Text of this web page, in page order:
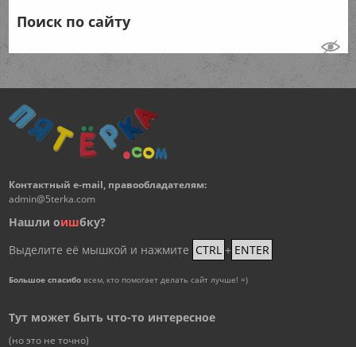
Поиск по сайту
Контактный e-mail, правообладателям:
admin@5terka.com
Нашли оишбку?
Выделите её мышкой и нажмите CTRL + ENTER
Большое спасибовсем, кто помогает делать сайт лучше! =)
Тут может быть что-то интересное
(но это не точно)